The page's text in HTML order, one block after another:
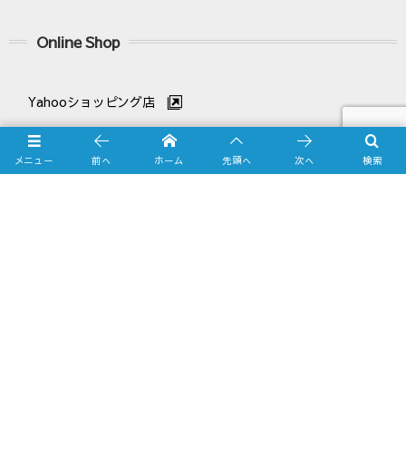
Online Shop
Yahooショッピング店
amazon.co.jp店
メニュー 検索
前へ ホーム 先頭へ 次へ